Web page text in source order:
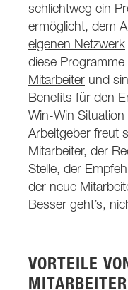
schlichtweg ein
ermöglicht, dem
eigenen Netzwerk
diese Programme
Mitarbeiter und
Benefits für den
Win-Win
Arbeitgeber freut
Mitarbeiter, der
Stelle, der
der neue
Besser geht’s,
VORTEILE